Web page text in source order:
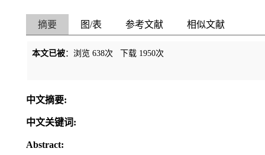
摘要 图/表 参考文献 相似文献
本文已被：浏览 638次 下载 1950次
中文摘要:
中文关键词:
Abstract: